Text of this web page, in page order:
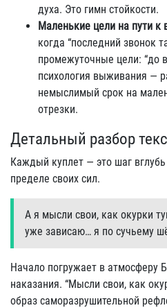
духа. Это гимн стойкости.
Маленькие цели на пути
когда “последний звонок
промежуточные цели: “до
психология выживания —
немыслимый срок на
отрезки.
Детальный разбор
Каждый куплет — это шаг
пределе своих сил.
А я мысли свои, как окурки
уже зависаю… я по сучьему
Начало погружает в атмосферу
наказания. “Мысли свои, как
образ саморазрушительной